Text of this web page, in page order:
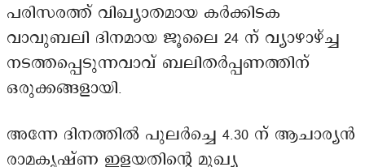
പരിസരത്ത് വിഖ്യാതമായ കർക്കിടക
വാവുബലി ദിനമായ ജൂലൈ 24 ന് വ്യാഴാഴ്ച്ച
നടത്തപ്പെടുന്നവാവ് ബലിതർപ്പണത്തിന്
ഒരുക്കങ്ങളായി.
അന്നേ ദിനത്തിൽ പുലർച്ചെ 4.30 ന് ആചാര്യൻ
രാമകൃഷ്ണ ഇളയതിന്റെ മുഖ്യ